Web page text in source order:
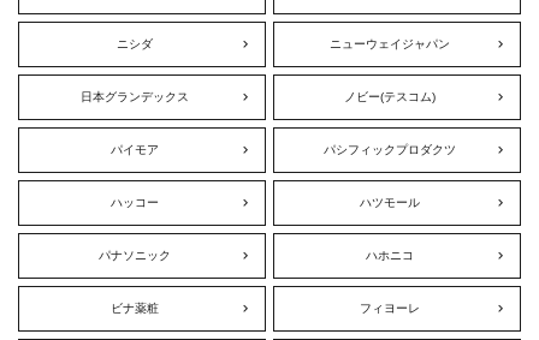
ニシダ ニューウェイジャパン
日本グランデックス ノビー(テスコム)
パイモア パシフィックプロダクツ
ハッコー ハツモール
パナソニック ハホニコ
ビナ薬粧 フィヨーレ